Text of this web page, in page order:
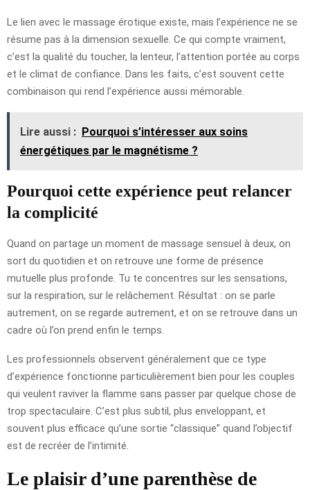
Le lien avec le massage érotique existe, mais l’expérience ne se
résume pas à la dimension sexuelle. Ce qui compte vraiment,
c’est la qualité du toucher, la lenteur, l’attention portée au corps
et le climat de confiance. Dans les faits, c’est souvent cette
combinaison qui rend l’expérience aussi mémorable.
Lire aussi : Pourquoi s’intéresser aux soins
énergétiques par le magnétisme ?
Pourquoi cette expérience peut relancer
la complicité
Quand on partage un moment de massage sensuel à deux, on
sort du quotidien et on retrouve une forme de présence
mutuelle plus profonde. Tu te concentres sur les sensations,
sur la respiration, sur le relâchement. Résultat : on se parle
autrement, on se regarde autrement, et on se retrouve dans un
cadre où l’on prend enfin le temps.
Les professionnels observent généralement que ce type
d’expérience fonctionne particulièrement bien pour les couples
qui veulent raviver la flamme sans passer par quelque chose de
trop spectaculaire. C’est plus subtil, plus enveloppant, et
souvent plus efficace qu’une sortie “classique” quand l’objectif
est de recréer de l’intimité.
Le plaisir d’une parenthèse de